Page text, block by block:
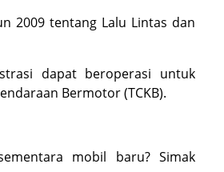
2009 tentang Lalu Lintas dan
dapat beroperasi untuk
Bermotor (TCKB).
mobil baru? Simak